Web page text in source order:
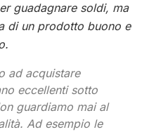
guadagnare soldi, ma
di un prodotto buono e
ad acquistare
eccellenti sotto
guardiamo mai al
Ad esempio le